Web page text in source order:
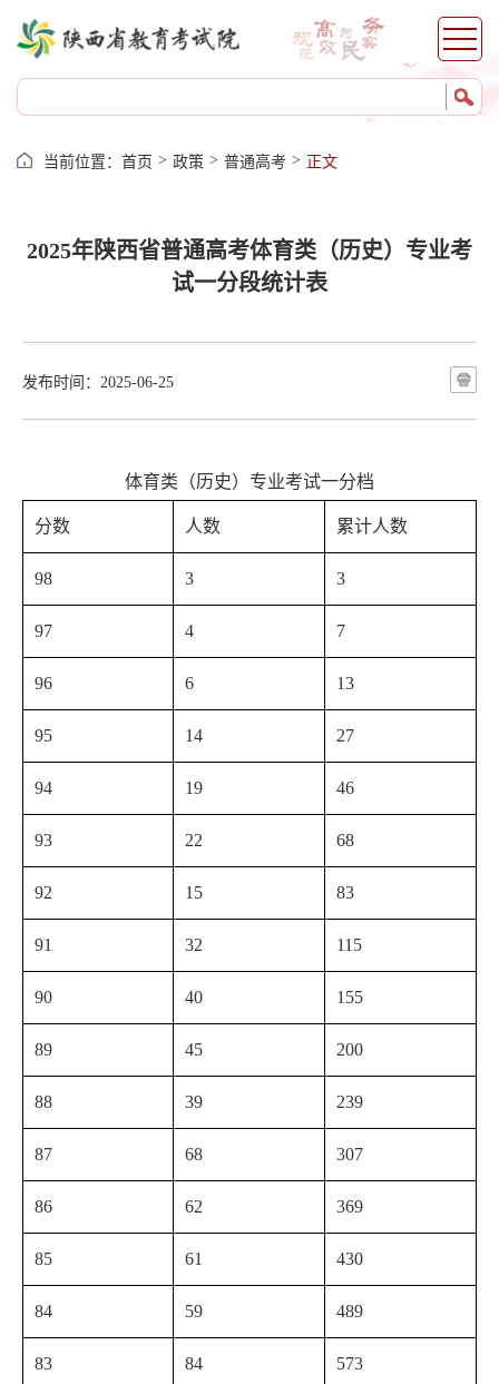
当前位置： 首页 > 政策 > 普通高考 > 正文
2025年陕西省普通高考体育类（历史）专业考
试一分段统计表
发布时间：2025-06-25
体育类（历史）专业考试一分档
分数 人数 累计人数
98 3 3
97 4 7
96 6 13
95 14 27
94 19 46
93 22 68
92 15 83
91 32 115
90 40 155
89 45 200
88 39 239
87 68 307
86 62 369
85 61 430
84 59 489
83 84 573